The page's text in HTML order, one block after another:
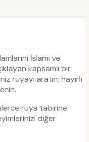
İslami ve
kapsamlı bir
rüyayı aratın; hayırlı
rüya tabirine
diğer